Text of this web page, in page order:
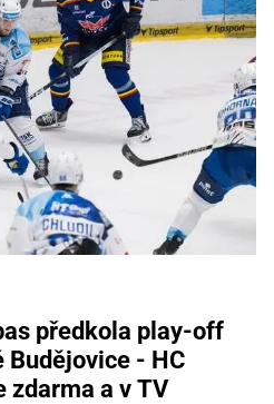
předkola play-off
Budějovice - HC
zdarma a v TV